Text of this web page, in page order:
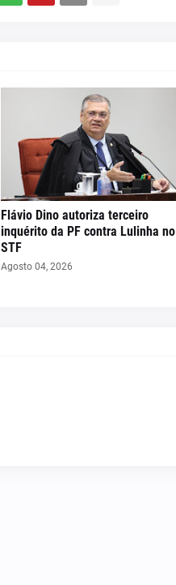
Flávio Dino autoriza terceiro
inquérito da PF contra Lulinha no
STF
Agosto 04, 2026